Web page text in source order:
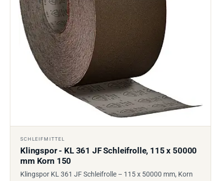
SCHLEIFMITTEL
Klingspor - KL 361 JF Schleifrolle, 115 x 50000
mm Korn 150
Klingspor KL 361 JF Schleifrolle – 115 x 50000 mm, Korn